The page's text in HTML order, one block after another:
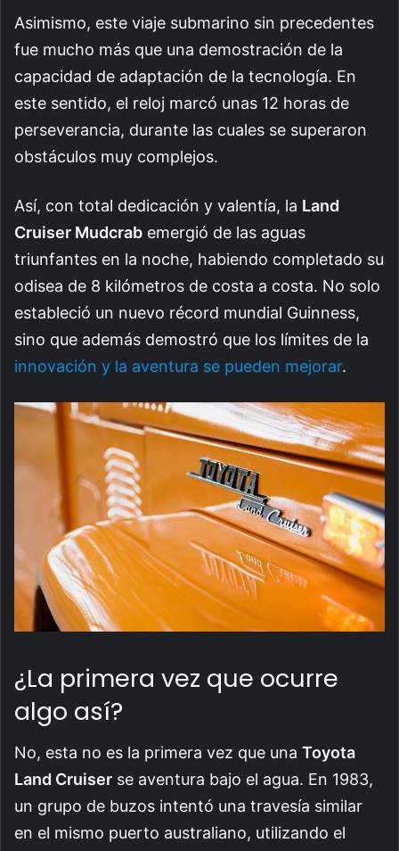
Asimismo, este viaje submarino sin precedentes
fue mucho más que una demostración de la
capacidad de adaptación de la tecnología. En
este sentido, el reloj marcó unas 12 horas de
perseverancia, durante las cuales se superaron
obstáculos muy complejos.
Así, con total dedicación y valentía, la Land
Cruiser Mudcrab emergió de las aguas
triunfantes en la noche, habiendo completado su
odisea de 8 kilómetros de costa a costa. No solo
estableció un nuevo récord mundial Guinness,
sino que además demostró que los límites de la
innovación y la aventura se pueden mejorar.
¿La primera vez que ocurre
algo así?
No, esta no es la primera vez que una Toyota
Land Cruiser se aventura bajo el agua. En 1983,
un grupo de buzos intentó una travesía similar
en el mismo puerto australiano, utilizando el